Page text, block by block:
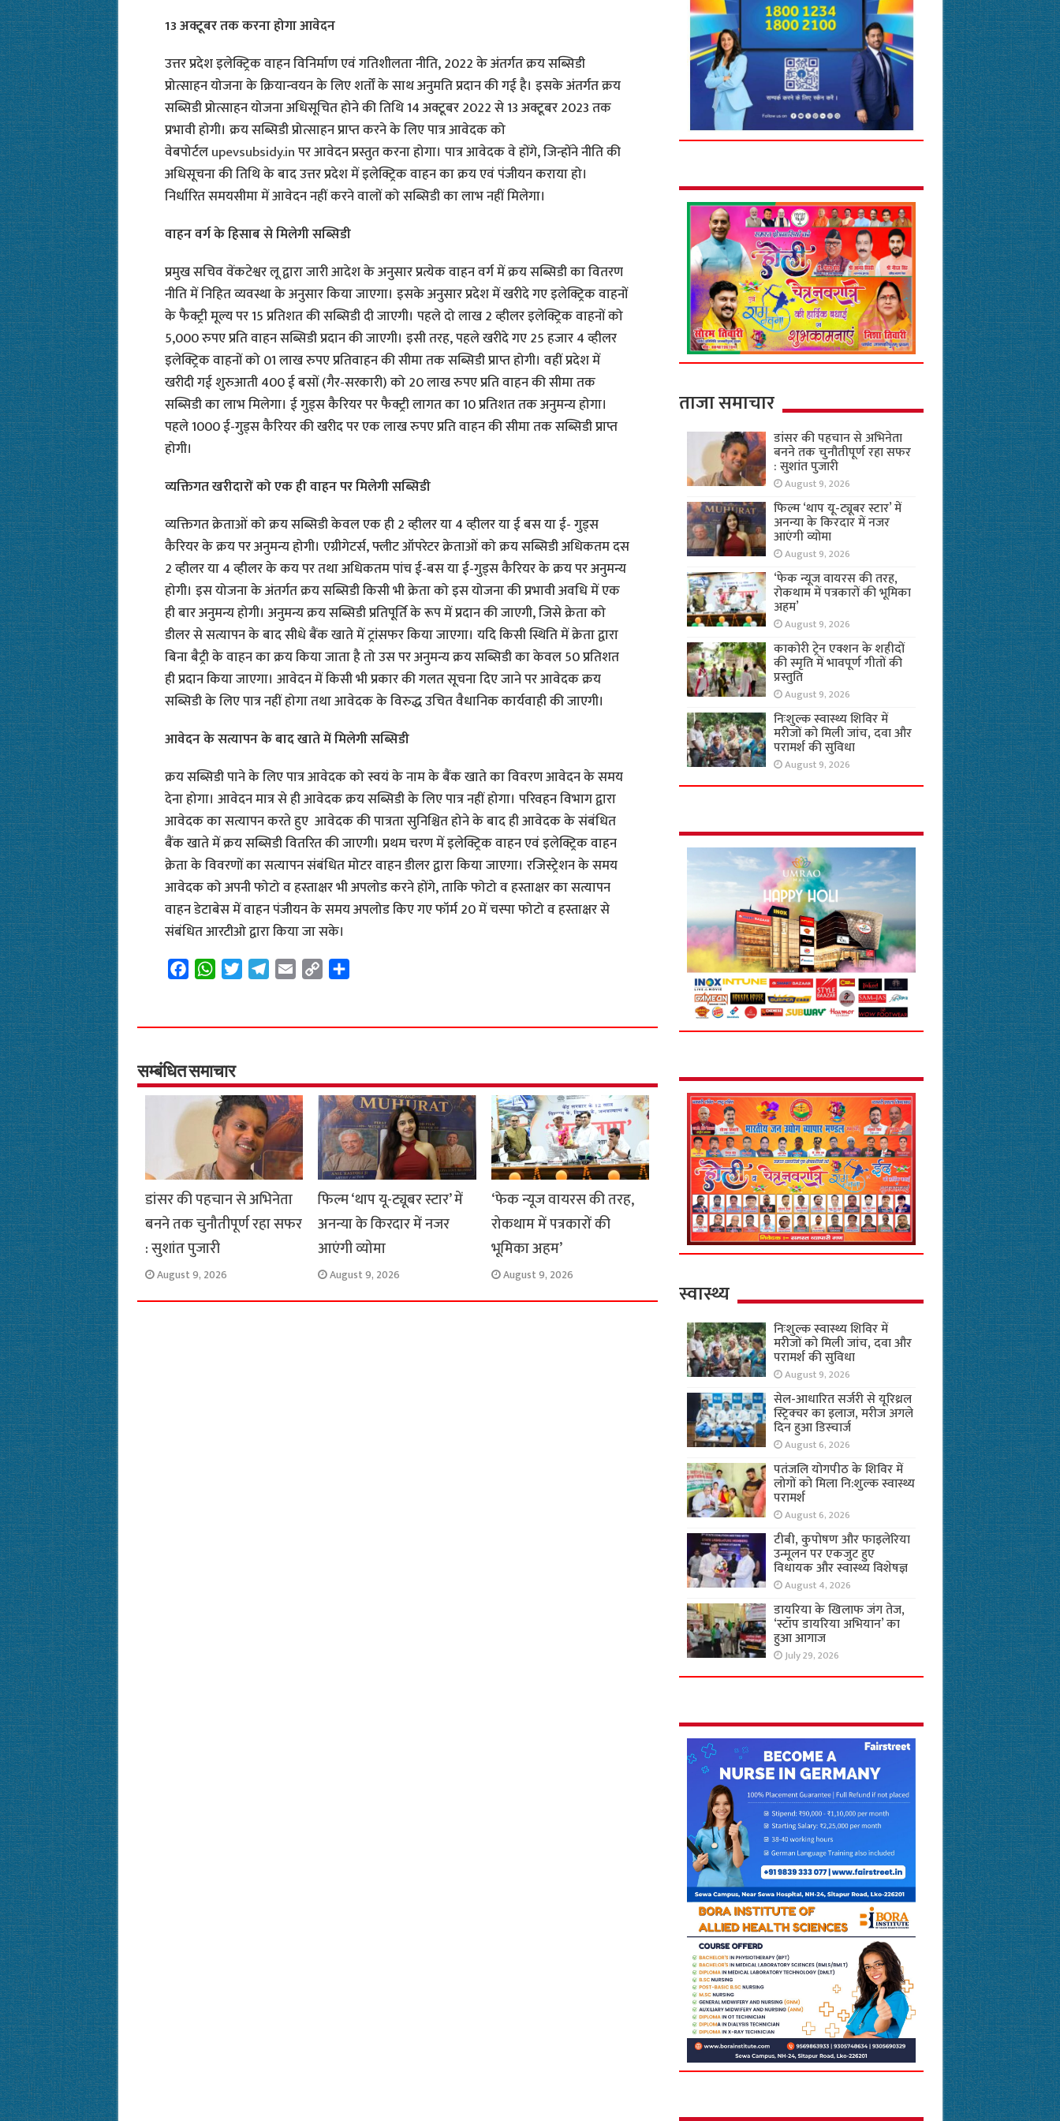
13 अक्टूबर तक करना होगा आवेदन
उत्तर प्रदेश इलेक्ट्रिक वाहन विनिर्माण एवं गतिशीलता नीति, 2022 के अंतर्गत क्रय सब्सिडी
प्रोत्साहन योजना के क्रियान्वयन के लिए शर्तों के साथ अनुमति प्रदान की गई है। इसके अंतर्गत क्रय
सब्सिडी प्रोत्साहन योजना अधिसूचित होने की तिथि 14 अक्टूबर 2022 से 13 अक्टूबर 2023 तक
प्रभावी होगी। क्रय सब्सिडी प्रोत्साहन प्राप्त करने के लिए पात्र आवेदक को
वेबपोर्टलupevsubsidy.inपर आवेदन प्रस्तुत करना होगा। पात्र आवेदक वे होंगे, जिन्होंने नीति की
अधिसूचना की तिथि के बाद उत्तर प्रदेश में इलेक्ट्रिक वाहन का क्रय एवं पंजीयन कराया हो।
निर्धारित समयसीमा में आवेदन नहीं करने वालों को सब्सिडी का लाभ नहीं मिलेगा।
वाहन वर्ग के हिसाब से मिलेगी सब्सिडी
प्रमुख सचिव वेंकटेश्वर लू द्वारा जारी आदेश के अनुसार प्रत्येक वाहन वर्ग में क्रय सब्सिडी का वितरण
नीति में निहित व्यवस्था के अनुसार किया जाएगा। इसके अनुसार प्रदेश में खरीदे गए इलेक्ट्रिक वाहनों
के फैक्ट्री मूल्य पर 15 प्रतिशत की सब्सिडी दी जाएगी। पहले दो लाख 2 व्हीलर इलेक्ट्रिक वाहनों को
5,000 रुपए प्रति वाहन सब्सिडी प्रदान की जाएगी। इसी तरह, पहले खरीदे गए 25 हजार 4 व्हीलर
इलेक्ट्रिक वाहनों को 01 लाख रुपए प्रतिवाहन की सीमा तक सब्सिडी प्राप्त होगी। वहीं प्रदेश में
खरीदी गई शुरुआती 400 ई बसों (गैर-सरकारी) को 20 लाख रुपए प्रति वाहन की सीमा तक
सब्सिडी का लाभ मिलेगा। ई गुड्स कैरियर पर फैक्ट्री लागत का 10 प्रतिशत तक अनुमन्य होगा।
पहले 1000 ई-गुड्स कैरियर की खरीद पर एक लाख रुपए प्रति वाहन की सीमा तक सब्सिडी प्राप्त
होगी।
व्यक्तिगत खरीदारों को एक ही वाहन पर मिलेगी सब्सिडी
व्यक्तिगत क्रेताओं को क्रय सब्सिडी केवल एक ही 2 व्हीलर या 4 व्हीलर या ई बस या ई- गुड्स
कैरियर के क्रय पर अनुमन्य होगी। एग्रीगेटर्स, फ्लीट ऑपरेटर क्रेताओं को क्रय सब्सिडी अधिकतम दस
2 व्हीलर या 4 व्हीलर के कय पर तथा अधिकतम पांच ई-बस या ई-गुड्स कैरियर के क्रय पर अनुमन्य
होगी। इस योजना के अंतर्गत क्रय सब्सिडी किसी भी क्रेता को इस योजना की प्रभावी अवधि में एक
ही बार अनुमन्य होगी। अनुमन्य क्रय सब्सिडी प्रतिपूर्ति के रूप में प्रदान की जाएगी, जिसे क्रेता को
डीलर से सत्यापन के बाद सीधे बैंक खाते में ट्रांसफर किया जाएगा। यदि किसी स्थिति में क्रेता द्वारा
बिना बैट्री के वाहन का क्रय किया जाता है तो उस पर अनुमन्य क्रय सब्सिडी का केवल 50 प्रतिशत
ही प्रदान किया जाएगा। आवेदन में किसी भी प्रकार की गलत सूचना दिए जाने पर आवेदक क्रय
सब्सिडी के लिए पात्र नहीं होगा तथा आवेदक के विरुद्ध उचित वैधानिक कार्यवाही की जाएगी।
आवेदन के सत्यापन के बाद खाते में मिलेगी सब्सिडी
क्रय सब्सिडी पाने के लिए पात्र आवेदक को स्वयं के नाम के बैंक खाते का विवरण आवेदन के समय
देना होगा। आवेदन मात्र से ही आवेदक क्रय सब्सिडी के लिए पात्र नहीं होगा। परिवहन विभाग द्वारा
आवेदक का सत्यापन करते हुए आवेदक की पात्रता सुनिश्चित होने के बाद ही आवेदक के संबंधित
बैंक खाते में क्रय सब्सिडी वितरित की जाएगी। प्रथम चरण में इलेक्ट्रिक वाहन एवं इलेक्ट्रिक वाहन
क्रेता के विवरणों का सत्यापन संबंधित मोटर वाहन डीलर द्वारा किया जाएगा। रजिस्ट्रेशन के समय
आवेदक को अपनी फोटो व हस्ताक्षर भी अपलोड करने होंगे, ताकि फोटो व हस्ताक्षर का सत्यापन
वाहन डेटाबेस में वाहन पंजीयन के समय अपलोड किए गए फॉर्म 20 में चस्पा फोटो व हस्ताक्षर से
संबंधित आरटीओ द्वारा किया जा सके।
e
o
o
k
W
t
A
p
p
t
r
e
a
m
i
y
n
k
r
सम्बंधित समाचार
डांसर की पहचान से अभिनेता
बनने तक चुनौतीपूर्ण रहा सफर
: सुशांत पुजारी
August 9, 2026
फिल्म ‘थाप यू-ट्यूबर स्टार’ में
अनन्या के किरदार में नजर
आएंगी व्योमा
August 9, 2026
‘फेक न्यूज वायरस की तरह,
रोकथाम में पत्रकारों की
भूमिका अहम’
August 9, 2026
ताजा समाचार
डांसर की पहचान से अभिनेता
बनने तक चुनौतीपूर्ण रहा सफर
: सुशांत पुजारी
August 9, 2026
फिल्म ‘थाप यू-ट्यूबर स्टार’ में
अनन्या के किरदार में नजर
आएंगी व्योमा
August 9, 2026
‘फेक न्यूज वायरस की तरह,
रोकथाम में पत्रकारों की भूमिका
अहम’
August 9, 2026
काकोरी ट्रेन एक्शन के शहीदों
की स्मृति में भावपूर्ण गीतों की
प्रस्तुति
August 9, 2026
निःशुल्क स्वास्थ्य शिविर में
मरीजों को मिली जांच, दवा और
परामर्श की सुविधा
August 9, 2026
स्वास्थ्य
निःशुल्क स्वास्थ्य शिविर में
मरीजों को मिली जांच, दवा और
परामर्श की सुविधा
August 9, 2026
सेल-आधारित सर्जरी से यूरिथ्रल
स्ट्रिक्चर का इलाज, मरीज अगले
दिन हुआ डिस्चार्ज
August 6, 2026
पतंजलि योगपीठ के शिविर में
लोगों को मिला नि:शुल्क स्वास्थ्य
परामर्श
August 6, 2026
टीबी, कुपोषण और फाइलेरिया
उन्मूलन पर एकजुट हुए
विधायक और स्वास्थ्य विशेषज्ञ
August 4, 2026
डायरिया के खिलाफ जंग तेज,
‘स्टॉप डायरिया अभियान’ का
हुआ आगाज
July 29, 2026